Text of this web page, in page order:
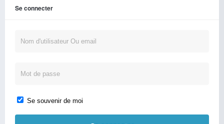
Se connecter
Se souvenir de moi